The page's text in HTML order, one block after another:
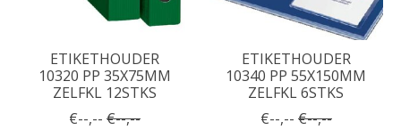
ETIKETHOUDER
10320 PP 35X75MM
ZELFKL 12STKS
€--,-- €--,--
ETIKETHOUDER
10340 PP 55X150MM
ZELFKL 6STKS
€--,-- €--,--